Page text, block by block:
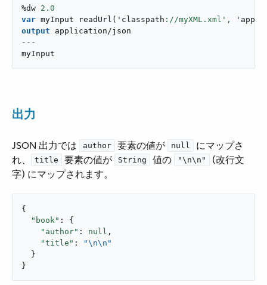
%dw 2.0
var myInput readUrl ( 'classpath ://myXML.xml', '
output
application/json
---
myInput
出力
JSON 出力では ​ author ​ 要素の値が ​ null
​ にマップさ
れ、​
title ​ 要素の値が ​ String ​ 値の ​ "\n\n"
​ (改行文
字) にマップされます。
{
"book" : {
"author" : null ,
"title" :
"\n\n"
  }
}